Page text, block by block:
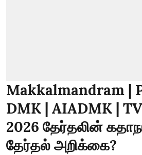
Makkalmandram |
DMK | AIADMK |
2026 தேர்தலின்
தேர்தல் அறிக்கை?